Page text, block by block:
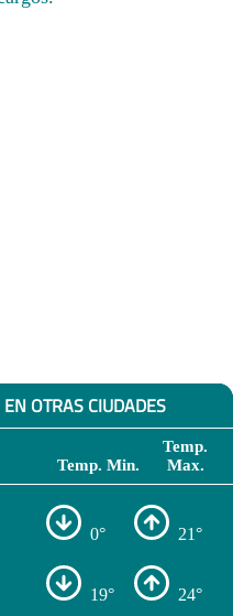
OTRAS CIUDADES
Temp. Min.
Temp.
Max.
0° 21°
19° 24°